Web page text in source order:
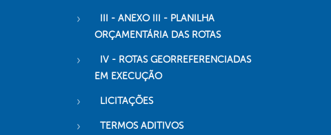
III - ANEXO III - PLANILHA
ORÇAMENTÁRIA DAS ROTAS
IV - ROTAS GEORREFERENCIADAS
EM EXECUÇÃO
LICITAÇÕES
TERMOS ADITIVOS